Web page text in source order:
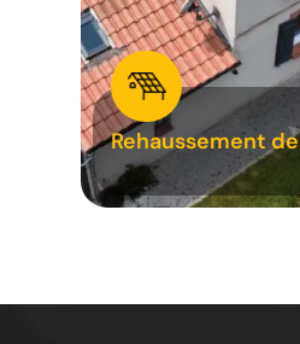
Rehaussement de
toiture 31